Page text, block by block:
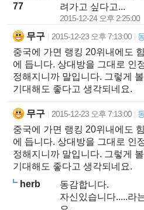
77
려가고 싶다고...
2015-12-24 오후 2:25:00
무구 2015-12-23 오후 7:13:00
중국에 가면 랭킹 20위내에도
에 듭니다. 상대방을 그대로 인
정해지니까 말입니다. 그렇게
기대해도 좋다고 생각되네요.
무구 2015-12-23 오후 7:13:00
중국에 가면 랭킹 20위내에도
에 듭니다. 상대방을 그대로 인
정해지니까 말입니다. 그렇게
기대해도 좋다고 생각되네요.
herb
동감합니다.
자신있습니다.....라